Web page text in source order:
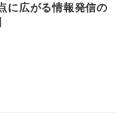
に広がる情報発信の